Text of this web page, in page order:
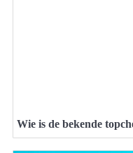
Wie is de bekende